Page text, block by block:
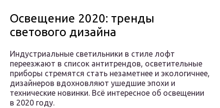
Освещение 2020: тренды
светового дизайна
Индустриальные светильники в стиле лофт
переезжают в список антитрендов, осветительные
приборы стремятся стать незаметнее и экологичнее,
дизайнеров вдохновляют ушедшие эпохи и
технические новинки. Всё интересное об освещении
в 2020 году.